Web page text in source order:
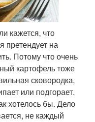
кажется, что
претендует на
Потому что очень
картофель тоже
сковородка,
или подгорает.
хотелось бы. Дело
не каждый